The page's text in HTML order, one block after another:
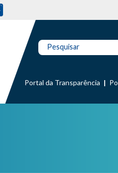
Pesquisar
Portal da Transparência